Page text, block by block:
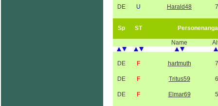
DE U Harald48
Sp ST
Name
DE F hartmuth
DE F Tritus59
DE F Elmar69